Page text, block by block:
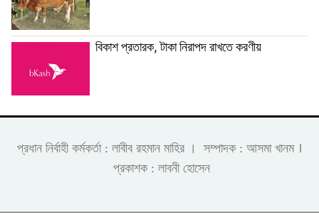
বিকাশ প্রতারক, টাকা নিরাপদ রাখতে করণীয়
প্রধান নির্বাহী কর্মকর্তা : লাবীব রহমান মাহির । সম্পাদক : আসমা খানম ।
প্রকাশক : লাবনী হোসেন